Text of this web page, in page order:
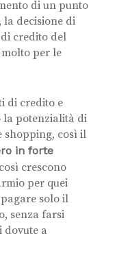
di un punto
la decisione di
credito del
per le
di credito e
la potenzialità di
shopping, così il
in forte
crescono
per quei
solo il
senza farsi
dovute a